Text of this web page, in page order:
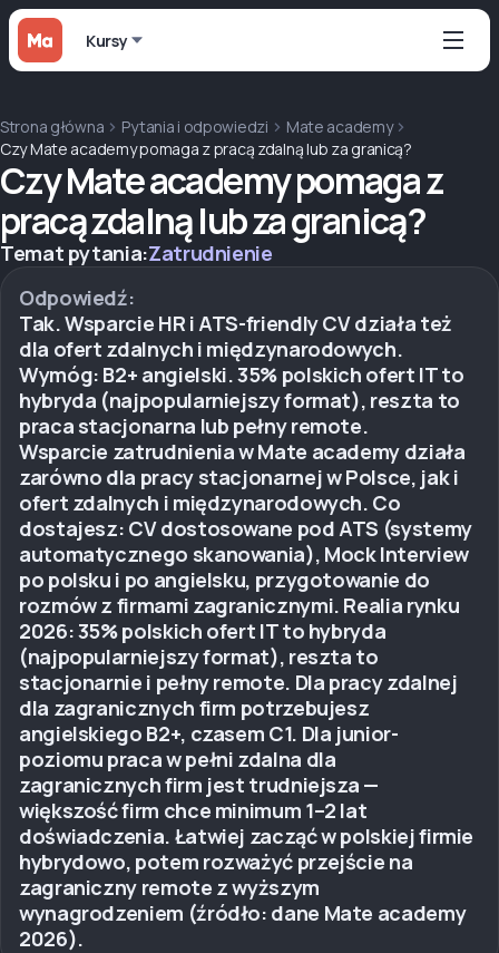
Kursy
Strona główna Pytania i odpowiedzi
Mate academy
Czy Mate academy pomaga z pracą zdalną lub za granicą?
Czy Mate academy pomaga z
pracą zdalną lub za granicą?
Temat pytania:Zatrudnienie
Odpowiedź:
Tak. Wsparcie HR i ATS-friendly CV działa też
dla ofert zdalnych i międzynarodowych.
Wymóg: B2+ angielski. 35% polskich ofert IT to
hybryda (najpopularniejszy format), reszta to
praca stacjonarna lub pełny remote.
Wsparcie zatrudnienia w Mate academy działa
zarówno dla pracy stacjonarnej w Polsce, jak i
ofert zdalnych i międzynarodowych. Co
dostajesz: CV dostosowane pod ATS (systemy
automatycznego skanowania), Mock Interview
po polsku i po angielsku, przygotowanie do
rozmów z firmami zagranicznymi. Realia rynku
2026: 35% polskich ofert IT to hybryda
(najpopularniejszy format), reszta to
stacjonarnie i pełny remote. Dla pracy zdalnej
dla zagranicznych firm potrzebujesz
angielskiego B2+, czasem C1. Dla junior-
poziomu praca w pełni zdalna dla
zagranicznych firm jest trudniejsza —
większość firm chce minimum 1–2 lat
doświadczenia. Łatwiej zacząć w polskiej firmie
hybrydowo, potem rozważyć przejście na
zagraniczny remote z wyższym
wynagrodzeniem (źródło: dane Mate academy
2026).